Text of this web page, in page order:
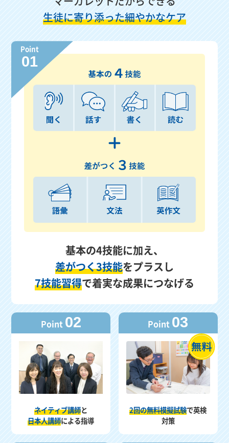
生徒に寄り添った細やかなケア
Point
01
基本の4技能に加え、
差がつく3技能をプラスし
7技能習得で着実な成果につなげる
Point 02
ネイティブ講師と
日本人講師による指導
Point 03
2回の無料模擬試験で英検
対策